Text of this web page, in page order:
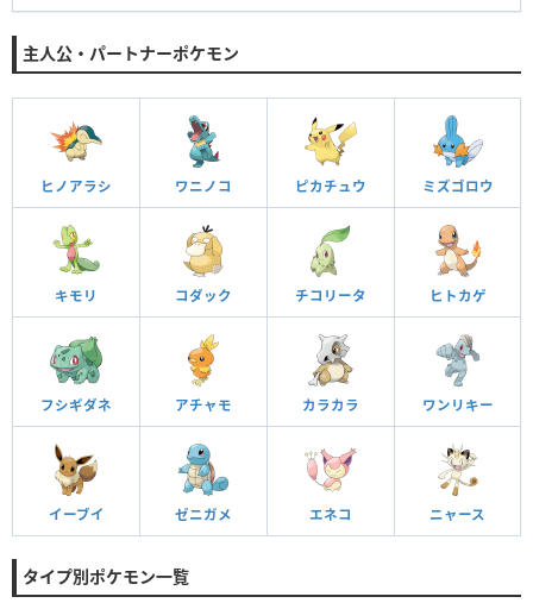
主人公・パートナーポケモン
ヒノアラシ ワニノコ ピカチュウ ミズゴロウ
キモリ コダック チコリータ ヒトカゲ
フシギダネ アチャモ カラカラ ワンリキー
イーブイ ゼニガメ エネコ ニャース
タイプ別ポケモン一覧